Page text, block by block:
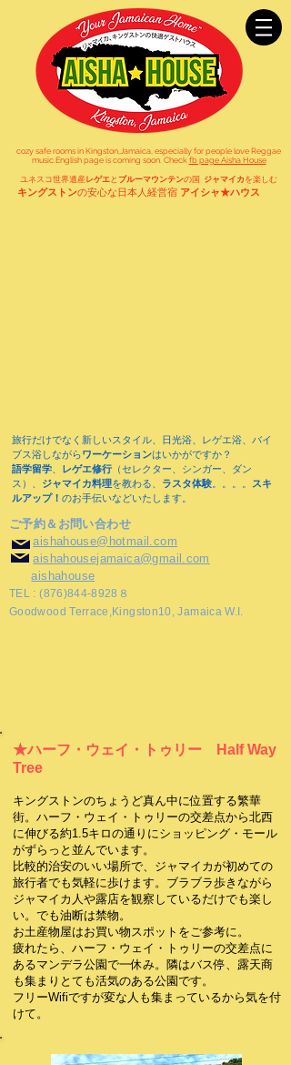
cozy safe rooms in Kingston,Jamaica, especially for people love Reggae
music. English page is coming soon. Check fb page Aisha House
ユネスコ世界遺産レゲエと ブルーマウンテンの国 ジャマイカ を楽しむ
キングストンの安心な日本人経営宿 アイシャ★ハウス
旅行だけでなく新しいスタイル、日光浴、レゲエ浴、バイ
ブス浴しながらワーケーションはいかがですか？
語学留学、 レゲエ修行 （セレクター、シンガー、ダン
ス）、 ジャマイカ料理を教わる、 ラスタ体験。。。。 スキ
ルアップ！ のお手伝いなどいたします。​
ご予約＆お問い合わせ
aishahouse@hotmail.com
aishahousejamaica@gmail.com
aishahouse
TEL :(876)844-8928 ８
Goodwood Terrace,Kingston10, Jamaica W.I.
★ハーフ・ウェイ・トゥリー Half Way
Tree
キングストンのちょうど真ん中に位置する繁華
街。ハーフ・ウェイ・トゥリーの交差点から北西
に伸びる約1.5キロの通りにショッピング・モール
がずらっと並んでいます。
比較的治安のいい場所で、ジャマイカが初めての
旅行者でも気軽に歩けます。ブラブラ歩きながら
ジャマイカ人や露店を観察しているだけでも楽し
い。でも油断は禁物。
お土産物屋はお買い物スポットをご参考に。
疲れたら、ハーフ・ウェイ・トゥリーの交差点に
あるマンデラ公園で一休み。隣はバス停、露天商
も集まりとても活気のある公園です。
フリーWifiですが変な人も集まっているから気を付
けて。